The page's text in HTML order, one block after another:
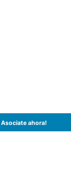
Asociate ahora!